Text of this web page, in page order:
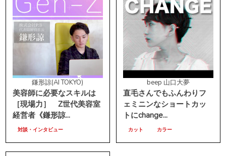
鎌形諒(AI TOKYO)
美容師に必要なスキルは
［現場力］ Z世代美容室
経営者《鎌形諒...
対談・インタビュー
beep 山口大夢
直毛さんでもふんわりフ
ェミニンなショートカッ
トにchange...
カット カラー